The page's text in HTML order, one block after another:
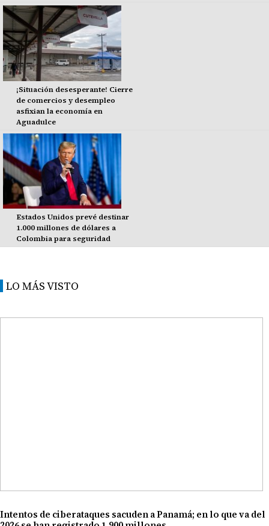
¡Situación desesperante! Cierre
de comercios y desempleo
asfixian la economía en
Aguadulce
Estados Unidos prevé destinar
1.000 millones de dólares a
Colombia para seguridad
LO MÁS VISTO
Intentos de ciberataques sacuden a Panamá; en lo que va del